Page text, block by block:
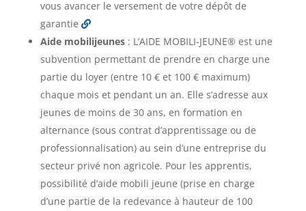
vous avancer le versement de votre dépôt de
garantie
Aide mobilijeunes: L’AIDE MOBILI-JEUNE® est une
subvention permettant de prendre en charge une
partie du loyer (entre 10 € et 100 € maximum)
chaque mois et pendant un an. Elle s’adresse aux
jeunes de moins de 30 ans, en formation en
alternance (sous contrat d’apprentissage ou de
professionnalisation) au sein d’une entreprise du
secteur privé non agricole. Pour les apprentis,
possibilité d’aide mobili jeune (prise en charge
d’une partie de la redevance à hauteur de 100